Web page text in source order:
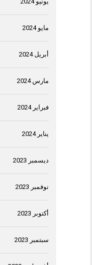
مايو 2024
أبريل 2024
مارس 2024
فبراير 2024
يناير 2024
ديسمبر 2023
نوفمبر 2023
أكتوبر 2023
سبتمبر 2023